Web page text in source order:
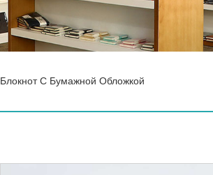
Блокнот С Бумажной Обложкой